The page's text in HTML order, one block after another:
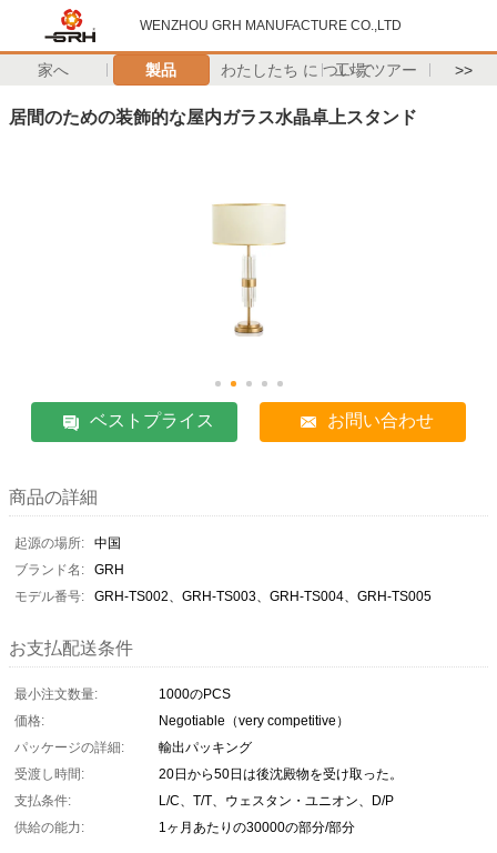
WENZHOU GRH MANUFACTURE CO.,LTD
家へ 製品 わたしたち に つい て工場 ツアー >>
居間のための装飾的な屋内ガラス水晶卓上スタンド
ベストプライス お問い合わせ
商品の詳細
起源の場所:
中国
ブランド名:
GRH
モデル番号:
GRH-TS002、GRH-TS003、GRH-TS004、GRH-TS005
お支払配送条件
最小注文数量:
1000のPCS
価格:
Negotiable（very competitive）
パッケージの詳細:
輸出パッキング
受渡し時間:
20日から50日は後沈殿物を受け取った。
支払条件:
L/C、T/T、ウェスタン・ユニオン、D/P
供給の能力:
1ヶ月あたりの30000の部分/部分